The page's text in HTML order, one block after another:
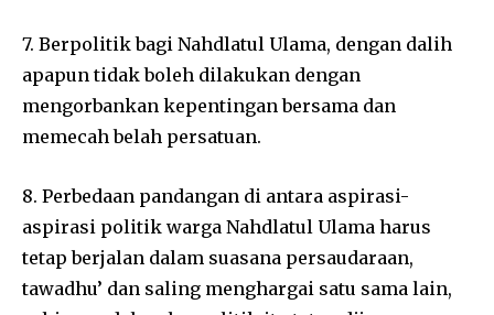
7. Berpolitik bagi Nahdlatul Ulama, dengan dalih
apapun tidak boleh dilakukan dengan
mengorbankan kepentingan bersama dan
memecah belah persatuan.
8. Perbedaan pandangan di antara aspirasi-
aspirasi politik warga Nahdlatul Ulama harus
tetap berjalan dalam suasana persaudaraan,
tawadhu’ dan saling menghargai satu sama lain,